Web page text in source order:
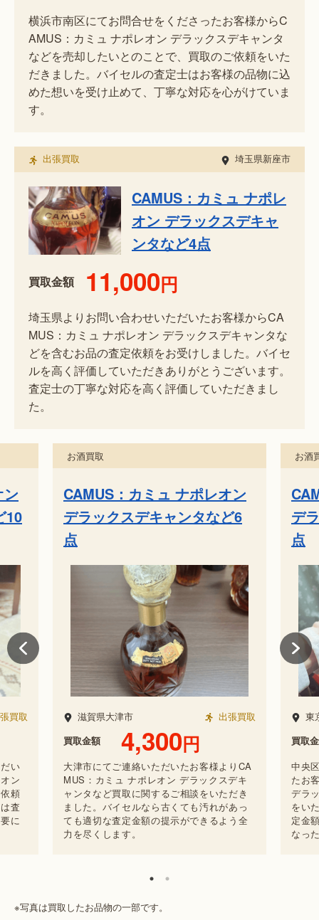
横浜市南区にてお問合せをくださったお客様からC
AMUS：カミュ ナポレオン デラックスデキャンタ
などを売却したいとのことで、買取のご依頼をいた
だきました。バイセルの査定士はお客様の品物に込
めた想いを受け止めて、丁寧な対応を心がけていま
す。
出張買取 埼玉県新座市
CAMUS：カミュ ナポレ
オン デラックスデキャ
ンタなど4点
買取金額 11,000円
埼玉県よりお問い合わせいただいたお客様からCA
MUS：カミュ ナポレオン デラックスデキャンタな
どを含むお品の査定依頼をお受けしました。バイセ
ルを高く評価していただきありがとうございます。
査定士の丁寧な対応を高く評価していただきまし
た。
6
買取
CA
キ
き
っ
全
お酒買取
CAMUS：カミュ ナポレオン
デラックスデキャンタなど10
点
東京都中央区
出張買取
買取金額
8,000円
中央区からお電話でお問い合わせいただい
たお客様よりCAMUS：カミュ ナポレオン
デラックスデキャンタなどの査定のご依頼
をいただきました。汚れがないお品物は査
定金額が上がる可能性があります。不要に
なったら早めにお売りください。
お酒
デ
点
滋
買取
大津
MUS
ャン
まし
ても
力を
※写真は買取したお品物の一部です。